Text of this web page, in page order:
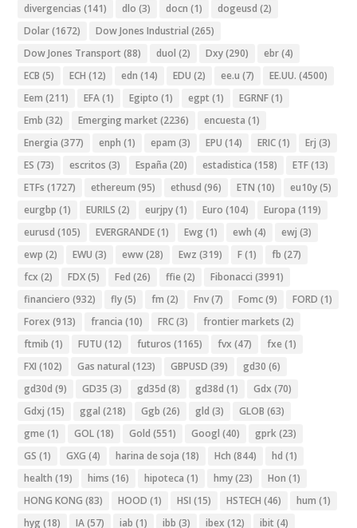
divergencias (141) dlo (3) docn (1) dogeusd (2)
Dolar(1672) Dow Jones Industrial (265)
Dow Jones Transport (88) duol (2) Dxy(290) ebr(4)
ECB (5) ECH (12) edn (14) EDU (2) ee.u (7) EE.UU. (4500)
Eem (211) EFA(1) Egipto (1) egpt (1) EGRNF(1)
Emb (32) Emerging market (2236) encuesta (1)
Energia (377) enph (1) epam (3) EPU (14) ERIC(1) Erj (3)
ES (73) escritos (3) España (20) estadistica (158) ETF(13)
ETFs (1727) ethereum (95) ethusd (96) ETN (10) eu10y(5)
eurgbp (1) EURILS (2) eurjpy(1) Euro (104) Europa (119)
eurusd (105) EVERGRANDE(1) Ewg (1) ewh (4) ewj (3)
ewp (2) EWU (3) eww(28) Ewz (319) F(1) fb (27)
fcx (2) FDX(5) Fed (26) ffie (2) Fibonacci (3991)
financiero (932) fly(5) fm (2) Fnv(7) Fomc(9) FORD (1)
Forex (913) francia (10) FRC(3) frontier markets (2)
ftmib (1) FUTU (12) futuros (1165) fvx (47) fxe (1)
FXI (102) Gas natural (123) GBPUSD (39) gd30 (6)
gd30d (9) GD35 (3) gd35d (8) gd38d (1) Gdx (70)
Gdxj (15) ggal (218) Ggb (26) gld (3) GLOB (63)
gme (1) GOL(18) Gold (551) Googl (40) gprk(23)
GS (1) GXG (4) harina de soja (18) Hch (844) hd (1)
health (19) hims (16) hipoteca (1) hmy(23) Hon (1)
HONG KONG (83) HOOD (1) HSI (15) HSTECH (46) hum (1)
hyg (18) IA(57) iab (1) ibb (3) ibex (12) ibit (4)